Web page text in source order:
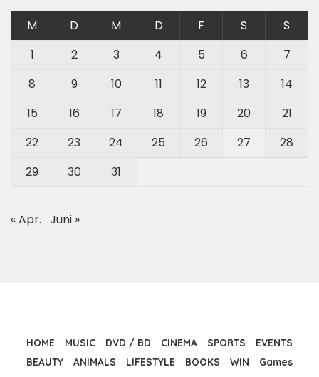
M D M D F S
S
1
2 3 4 5 6
7
8
9 10 11 12 13
14
15
16 17 18 19 20
21
22
23 24 25 26 27
28
29
30 31
« Apr. Juni »
HOME MUSIC DVD / BD CINEMA SPORTS
EVENTS
BEAUTY
ANIMALS LIFESTYLE BOOKS WIN
Games